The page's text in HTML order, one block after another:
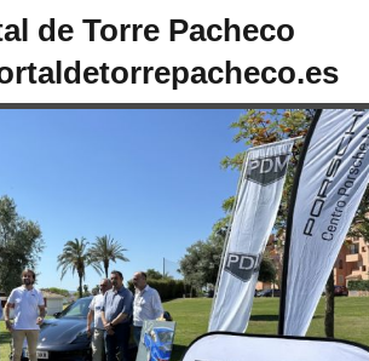
de Torre Pacheco